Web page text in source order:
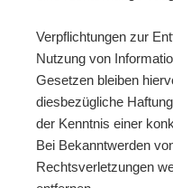
Verpflichtungen zur
Nutzung von
Gesetzen bleiben
diesbezügliche
der Kenntnis einer
Bei Bekanntwerden
Rechtsverletzungen